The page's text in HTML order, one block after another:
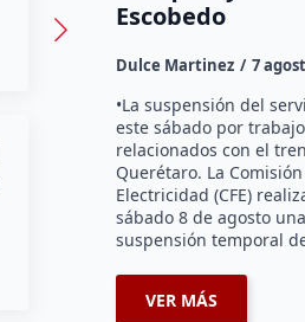
Escobedo
Dulce Martinez 7
•La suspensión del
este sábado por
relacionados con el
Querétaro. La
Electricidad (CFE)
sábado 8 de agosto una
suspensión temporal
VER MÁS